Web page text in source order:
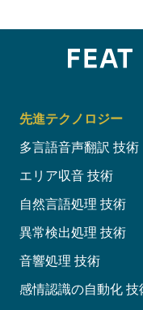
先進テクノロジー
多言語音声翻訳 技術
エリア収音 技術
自然言語処理 技術
異常検出処理 技術
音響処理 技術
感情認識の自動化 技